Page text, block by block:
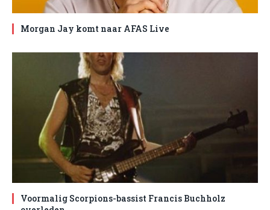
Morgan Jay komt naar AFAS Live
Voormalig Scorpions-bassist Francis Buchholz